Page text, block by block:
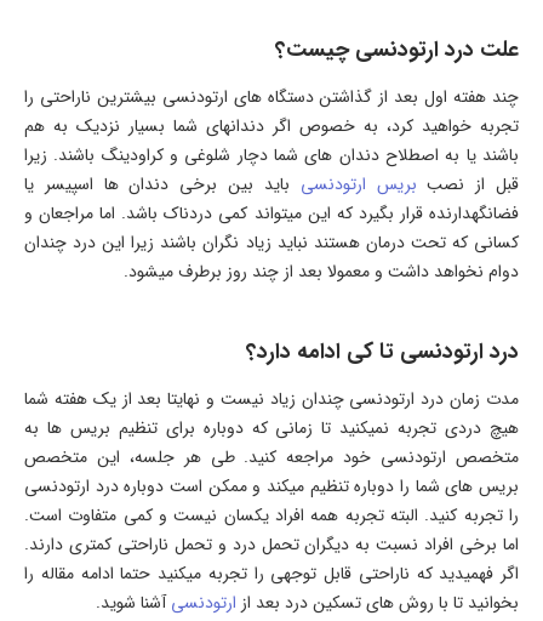
علت درد ارتودنسی چیست؟
چند هفته اول بعد از گذاشتن دستگاه های ارتودنسی بیشترین ناراحتی را
تجربه خواهید کرد، به خصوص اگر دندانهای شما بسیار نزدیک به هم
باشند یا به اصطلاح دندان های شما دچار شلوغی و کراودینگ باشند. زیرا
قبل از نصب بریس ارتودنسی باید بین برخی دندان ها اسپیسر یا
فضانگهدارنده قرار بگیرد که این میتواند کمی دردناک باشد. اما مراجعان و
کسانی که تحت درمان هستند نباید زیاد نگران باشند زیرا این درد چندان
دوام نخواهد داشت و معمولا بعد از چند روز برطرف میشود.
درد ارتودنسی تا کی ادامه دارد؟
مدت زمان درد ارتودنسی چندان زیاد نیست و نهایتا بعد از یک هفته شما
هیچ دردی تجربه نمیکنید تا زمانی که دوباره برای تنظیم بریس ها به
متخصص ارتودنسی خود مراجعه کنید. طی هر جلسه، این متخصص
بریس های شما را دوباره تنظیم میکند و ممکن است دوباره درد ارتودنسی
را تجربه کنید. البته تجربه همه افراد یکسان نیست و کمی متفاوت است.
اما برخی افراد نسبت به دیگران تحمل درد و تحمل ناراحتی کمتری دارند.
اگر فهمیدید که ناراحتی قابل توجهی را تجربه میکنید حتما ادامه مقاله را
بخوانید تا با روش های تسکین درد بعد از ارتودنسیآشنا شوید.